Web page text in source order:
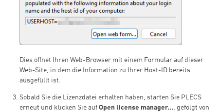
Dies öffnet Ihren Web-Browser mit einem Formular auf dieser
Web-Site, in dem die Information zu Ihrer Host-ID bereits
ausgefüllt ist.
Sobald Sie die Lizenzdatei erhalten haben, starten Sie PLECS
erneut und klicken Sie auf Open license manager..., gefolgt von